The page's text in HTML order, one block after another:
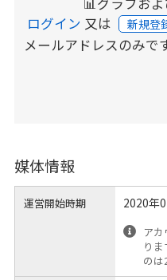
ログイン 又は 新規登
メールアドレスのみで
媒体情報
運営開始時期 2020年
ア
り
のは